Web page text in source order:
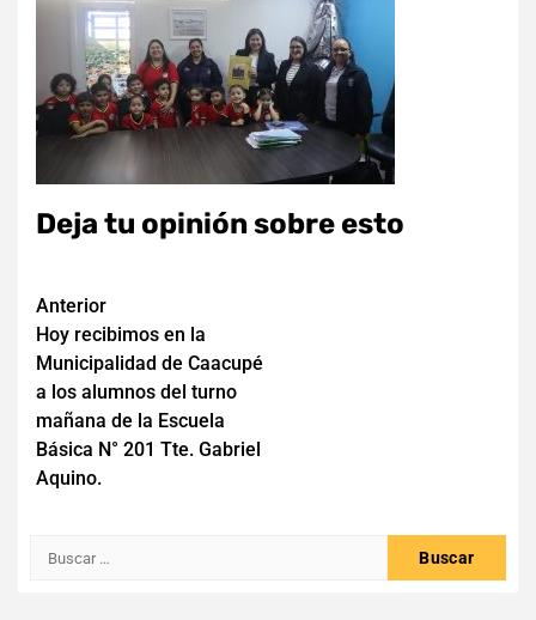
Deja tu opinión sobre esto
Navegación
de
entradas
Anterior
Hoy recibimos en la
Municipalidad de Caacupé
a los alumnos del turno
mañana de la Escuela
Básica N° 201 Tte. Gabriel
Aquino.
Buscar: